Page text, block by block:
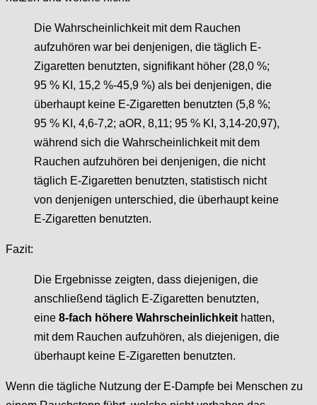
Die Wahrscheinlichkeit mit dem Rauchen
aufzuhören war bei denjenigen, die täglich E-
Zigaretten benutzten, signifikant höher (28,0 %;
95 % KI, 15,2 %-45,9 %) als bei denjenigen, die
überhaupt keine E-Zigaretten benutzten (5,8 %;
95 % KI, 4,6-7,2; aOR, 8,11; 95 % KI, 3,14-20,97),
während sich die Wahrscheinlichkeit mit dem
Rauchen aufzuhören bei denjenigen, die nicht
täglich E-Zigaretten benutzten, statistisch nicht
von denjenigen unterschied, die überhaupt keine
E-Zigaretten benutzten.
Fazit:
Die Ergebnisse zeigten, dass diejenigen, die
anschließend täglich E-Zigaretten benutzten,
eine 8-fach höhere Wahrscheinlichkeithatten,
mit dem Rauchen aufzuhören, als diejenigen, die
überhaupt keine E-Zigaretten benutzten.
Wenn die tägliche Nutzung der E-Dampfe bei Menschen zu